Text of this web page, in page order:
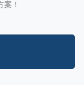
！